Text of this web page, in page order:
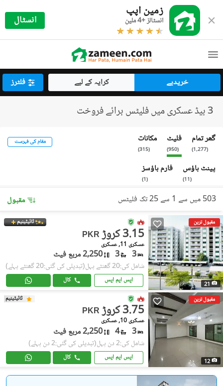
زمین اپپ
انسٹالز +4 ملین انسٹال
خریدیے کرایہ کے لیے فلٹرز
3 بیڈ عسکری میں فلیٹس برائے فروخت
گھر تمام
(
1,277
)
فلیٹ
(
950
)
مکانات
(
315
)
پینٹ ہاؤس
(
11
)
فارم ہاؤسز
(
1
)
مقام کی فہرست
503 میں سے 1 سے 25 تک فلیٹس مقبول
مقبول ترین
21
ٹائیٹینیم
PKR 3.15 کروڑ
عسکری 11, عسکری
3
3 2,250 مربع فیٹ
شامل کی:20 گھنٹے پہل (تبدیلی کی گئی:20 گھنٹے پہلے)
ایس ایم ایس کال
مقبول ترین
12
ٹائیٹینیم
PKR 3.75 کروڑ
عسکری 10, عسکری
3
4 2,250 مربع فیٹ
شامل کی:2 دن پہل (تبدیلی کی گئی:2 دن پہلے)
ایس ایم ایس کال